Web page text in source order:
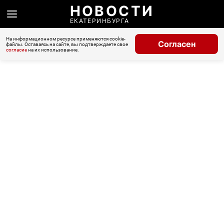
НОВОСТИ
ЕКАТЕРИНБУРГА
На информационном ресурсе применяются cookie-
файлы. Оставаясь на сайте, вы подтверждаете свое
согласиена их использование.
Согласен